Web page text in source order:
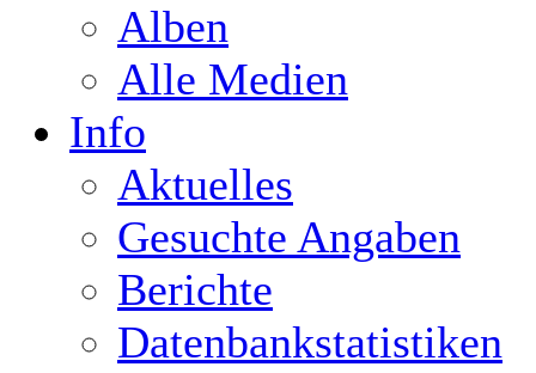
Alben
Alle Medien
Info
Aktuelles
Gesuchte Angaben
Berichte
Datenbankstatistiken